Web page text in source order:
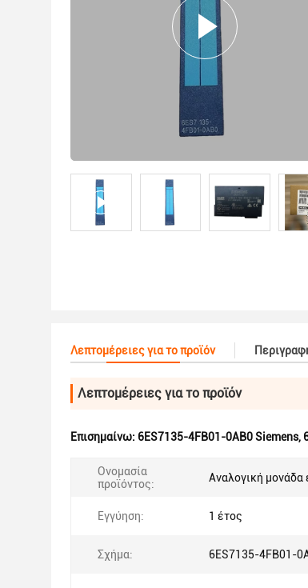
Λεπτομέρειες για το προϊόν
Λεπτομέρειες για το προϊόν
Επισημαίνω: 6ES7135-4FB01-0AB0 Siemens,
Ονομασία
προϊόντος:
Αναλογική μονάδα
Εγγύηση: 1 έτος
Σχήμα: 6ES7135-4FB01-